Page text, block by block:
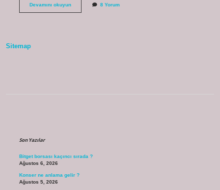
Devamını okuyun1
8 Yorum
Sitemap
Son Yazılar
Bitget borsası kaçıncı sırada ?
Ağustos 6, 2026
Konser ne anlama gelir ?
Ağustos 5, 2026